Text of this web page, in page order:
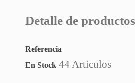
Detalle de productos
Referencia
En Stock 44 Artículos